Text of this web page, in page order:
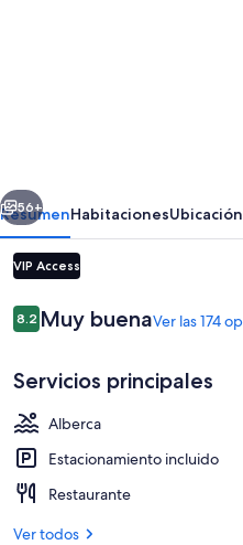
&
Spa
Siguiente
56+
ResumenHabitacionesUbicación
VIP Access
Opiniones
8.28.2 de 10,
Muy buenaVer las 174
Servicios principales
Alberca
Estacionamiento incluido
Restaurante
Ver todos